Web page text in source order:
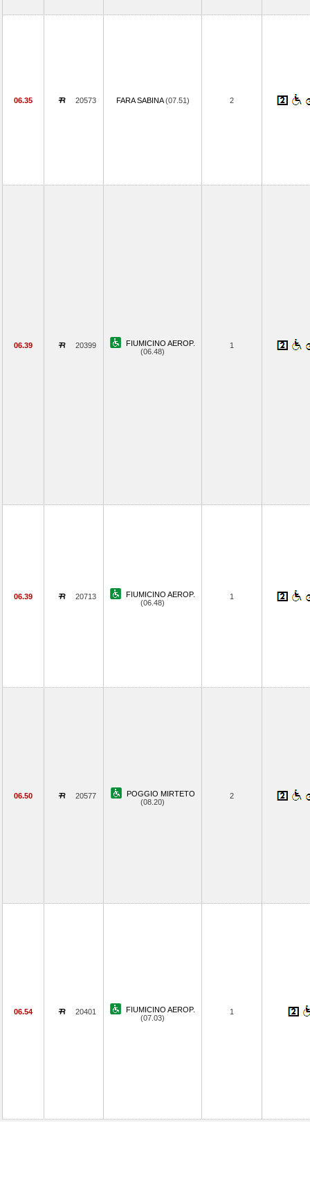
06.35 20573 FARA SABINA(07.51) 2
06.39 20399
FIUMICINO AEROP.
(06.48)
1
06.39 20713
FIUMICINO AEROP.
(06.48)
1
06.50 20577
POGGIO MIRTETO
(08.20)
2
06.54 20401
FIUMICINO AEROP.
(07.03)
1